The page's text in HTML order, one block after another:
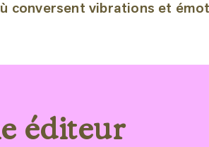
conversent vibrations et
éditeur